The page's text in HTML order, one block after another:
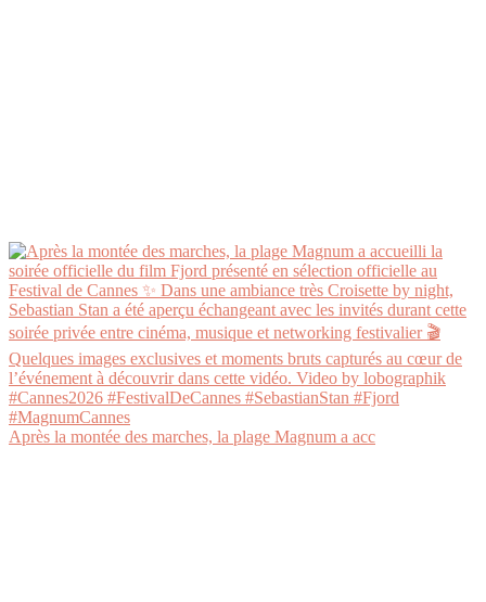
Après la montée des marches, la plage Magnum a acc